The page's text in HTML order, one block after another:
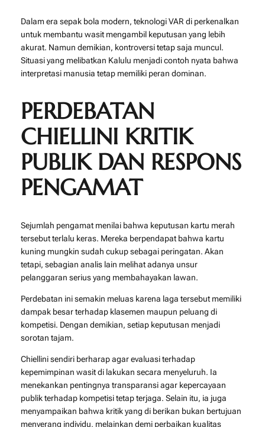
Dalam era sepak bola modern, teknologi VAR di perkenalkan
untuk membantu wasit mengambil keputusan yang lebih
akurat. Namun demikian, kontroversi tetap saja muncul.
Situasi yang melibatkan Kalulu menjadi contoh nyata bahwa
interpretasi manusia tetap memiliki peran dominan.
PERDEBATAN
CHIELLINI KRITIK
PUBLIK DAN RESPONS
PENGAMAT
Sejumlah pengamat menilai bahwa keputusan kartu merah
tersebut terlalu keras. Mereka berpendapat bahwa kartu
kuning mungkin sudah cukup sebagai peringatan. Akan
tetapi, sebagian analis lain melihat adanya unsur
pelanggaran serius yang membahayakan lawan.
Perdebatan ini semakin meluas karena laga tersebut memiliki
dampak besar terhadap klasemen maupun peluang di
kompetisi. Dengan demikian, setiap keputusan menjadi
sorotan tajam.
Chiellini sendiri berharap agar evaluasi terhadap
kepemimpinan wasit di lakukan secara menyeluruh. Ia
menekankan pentingnya transparansi agar kepercayaan
publik terhadap kompetisi tetap terjaga. Selain itu, ia juga
menyampaikan bahwa kritik yang di berikan bukan bertujuan
menyerang individu, melainkan demi perbaikan kualitas